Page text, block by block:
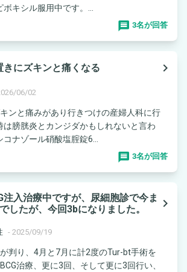
キシル服用中です。...
3名が回答
きにズキンと痛くなる
navigate_next
06/02
ンと痛みがあり行きつけの産婦人科に行
は膀胱炎とカンジダかもしれないと言わ
ナゾール硝酸塩腟錠6...
3名が回答
注入治療中ですが、尿細胞診で今ま
したが、今回3bになりました。
navigate_next
- 2025/09/19
判り、4月と7月に計2度のTur-bt手術を
治療、更に3回、そして更に3回行い、